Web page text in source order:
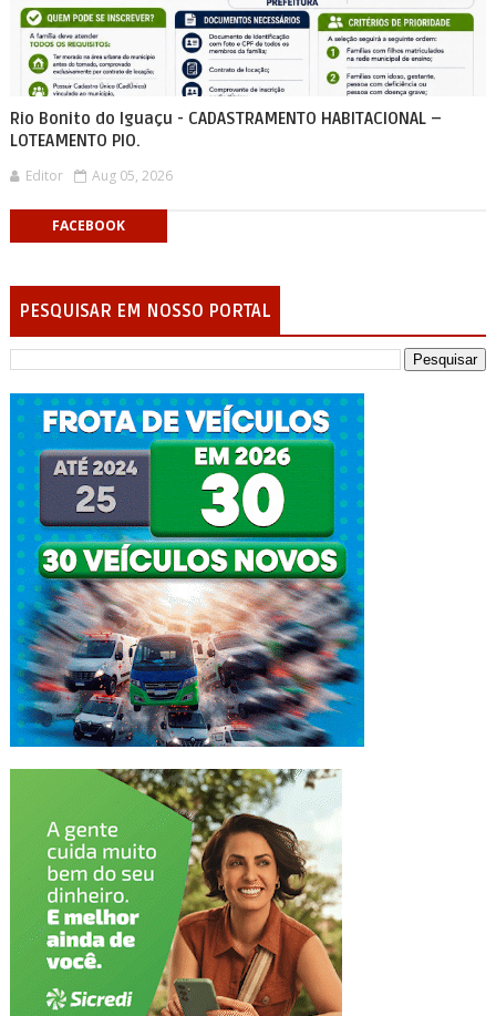
Rio Bonito do Iguaçu - CADASTRAMENTO HABITACIONAL –
LOTEAMENTO PIO.
Editor Aug 05, 2026
FACEBOOK
PESQUISAR EM NOSSO PORTAL